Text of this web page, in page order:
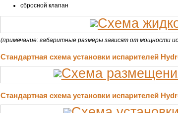
сбросной клапан
(примечание: габаритные размеры зависят от мощности
Стандартная схема установки испарителей
Стандартная схема установки испарителей